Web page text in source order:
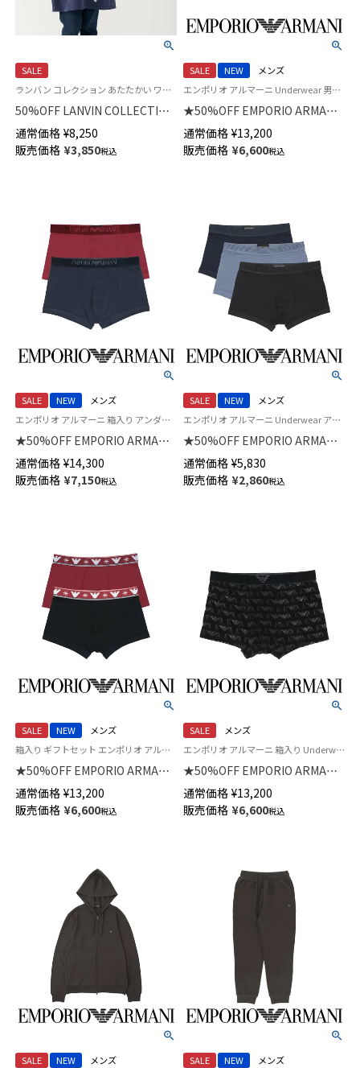
SALE
ランバン コレクション あたたかい ワンマイルウェア 花柄 セツキ 袖なし
50%OFF LANVIN COLLECTION
裏起毛 ポリエステル100％ 後ろ
ボタン 背付き フェリシテロー
ズ柄 セツキ エプロン レディー
通常価格 ¥8,250
販売価格 ¥3,850税込
SALE NEW
メンズ
エンポリオ アルマーニ Underwear 男性 アンダーウェア 下着
★50%OFF EMPORIO ARMANI
【2枚セット】 ALL OVER SHINY
LOGOBAND オールオーバー シ
ャイニー ロゴバンド ボクサー
通常価格 ¥13,200
販売価格 ¥6,600税込
SALE NEW
メンズ
エンポリオ アルマーニ 箱入り アンダーウェア Underwear 男性 下着 パンツ ブランド
★50%OFF EMPORIO ARMANI
【2枚セット】VELVET
LOGOBAND ベルベット ロゴバ
ンド ボクサーパンツ 【S/M/L】 前
通常価格 ¥14,300
販売価格 ¥7,150税込
SALE NEW
メンズ
エンポリオ アルマーニ Underwear アンダーウェア 紳士 下着
★50%OFF EMPORIO ARMANI
TECH WOOL テック ウール ボ
クサーパンツ 【S/M/L】 前閉じ
EUサイズ メンズ 54059851
通常価格 ¥5,830
販売価格 ¥2,860税込
SALE NEW
メンズ
箱入り ギフトセット エンポリオ アルマーニ アンダーウェア 男性 下着 パンツ
★50%OFF EMPORIO ARMANI
【2枚セット】HOLIDAYS
JACQUARD ホリデーズ ジャカ
ード ボクサーパンツ 【S/M/L】 前
通常価格 ¥13,200
販売価格 ¥6,600税込
SALE
メンズ
エンポリオ アルマーニ 箱入り Underwear 男性 下着 パンツ アンダーウェア
★50%OFF EMPORIO ARMANI
JACQUARD VELVET ジャカード
ベルベット ボクサーパンツ
【S/M/L】 前閉じ EUサイズ メン
通常価格 ¥13,200
販売価格 ¥6,600税込
SALE NEW
メンズ
SALE NEW
メンズ